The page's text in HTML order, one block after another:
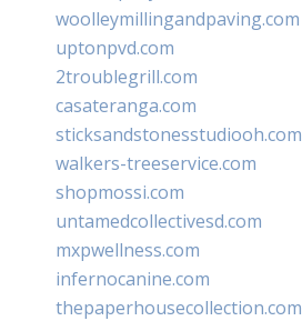
woolleymillingandpaving.com
uptonpvd.com
2troublegrill.com
casateranga.com
sticksandstonesstudiooh.com
walkers-treeservice.com
shopmossi.com
untamedcollectivesd.com
mxpwellness.com
infernocanine.com
thepaperhousecollection.com